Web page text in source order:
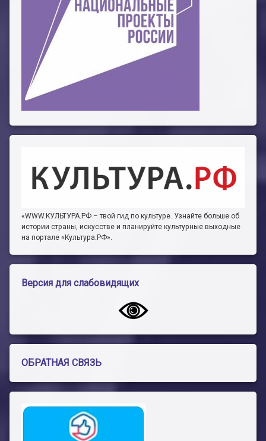
«WWW.КУЛЬТУРА.РФ – твой гид по культуре. Узнайте больше об
истории страны, искусстве и планируйте культурные выходные
на портале «Культура.РФ».
Версия для слабовидящих
ОБРАТНАЯ СВЯЗЬ